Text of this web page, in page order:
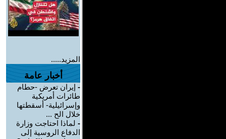
المزيد.....
أخبار عامة
- إيران تعرض -حطام
طائرات أمريكية
وإسرائيلية- أسقطتها
خلال الح ...
- لماذا احتاجت وزارة
الدفاع الروسية إلى